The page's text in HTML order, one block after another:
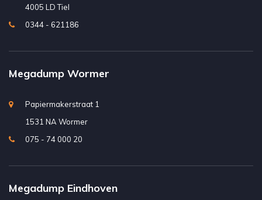
4005 LD Tiel
0344 - 621186
Megadump Wormer
Papiermakerstraat 1
1531 NA Wormer
075 - 74 000 20
Megadump Eindhoven